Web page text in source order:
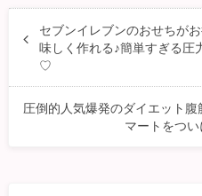
セブンイレブンのおせちが
味しく作れる♪簡単すぎる圧
♡
圧倒的人気爆発のダイエット
マートをつ